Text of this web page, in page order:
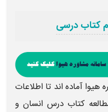
کتاب درسی
هیوا آماده اند تا اطلاعات
کتاب درس انسان و